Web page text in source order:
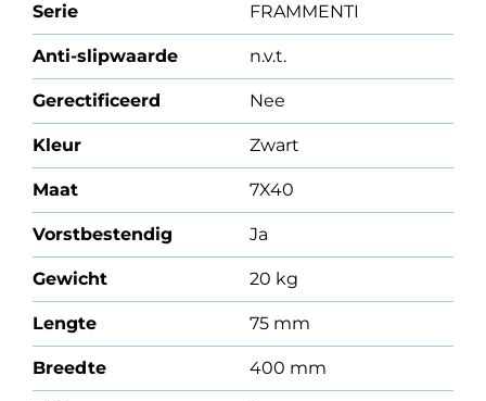
Serie FRAMMENTI
Anti-slipwaarde n.v.t.
Gerectificeerd Nee
Kleur Zwart
Maat 7X40
Vorstbestendig Ja
Gewicht 20 kg
Lengte 75 mm
Breedte 400 mm